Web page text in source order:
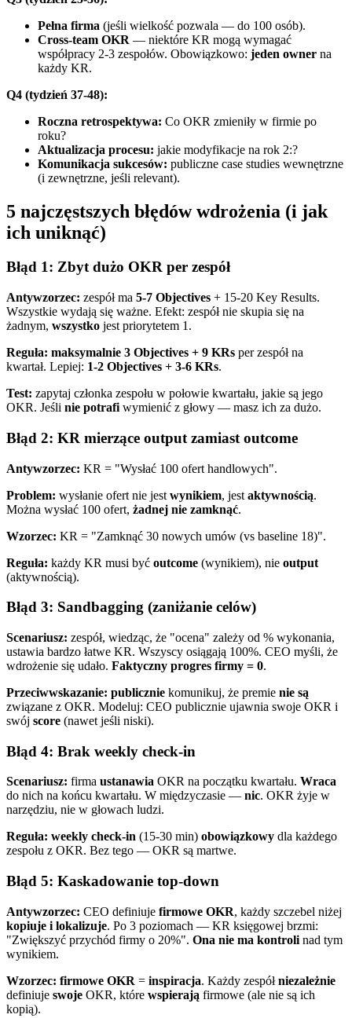
Pełna firma (jeśli wielkość pozwala — do 100 osób).
Cross-team OKR — niektóre KR mogą wymagać
współpracy 2-3 zespołów. Obowiązkowo: jeden owner na
każdy KR.
Q4 (tydzień 37-48):
Roczna retrospektywa: Co OKR zmieniły w firmie po
roku?
Aktualizacja procesu: jakie modyfikacje na rok 2:?
Komunikacja sukcesów: publiczne case studies wewnętrzne
(i zewnętrzne, jeśli relevant).
5 najczęstszych błędów wdrożenia (i jak
ich uniknąć)
Błąd 1: Zbyt dużo OKR per zespół
Antywzorzec: zespół ma 5-7 Objectives + 15-20 Key Results.
Wszystkie wydają się ważne. Efekt: zespół nie skupia się na
żadnym, wszystko jest priorytetem 1.
Reguła: maksymalnie 3 Objectives + 9 KRs per zespół na
kwartał. Lepiej: 1-2 Objectives + 3-6 KRs.
Test: zapytaj członka zespołu w połowie kwartału, jakie są jego
OKR. Jeśli nie potrafi wymienić z głowy — masz ich za dużo.
Błąd 2: KR mierzące output zamiast outcome
Antywzorzec: KR = "Wysłać 100 ofert handlowych".
Problem: wysłanie ofert nie jest wynikiem, jest aktywnością.
Można wysłać 100 ofert, żadnej nie zamknąć.
Wzorzec: KR = "Zamknąć 30 nowych umów (vs baseline 18)".
Reguła: każdy KR musi być outcome (wynikiem), nie output
(aktywnością).
Błąd 3: Sandbagging (zaniżanie celów)
Scenariusz: zespół, wiedząc, że "ocena" zależy od % wykonania,
ustawia bardzo łatwe KR. Wszyscy osiągają 100%. CEO myśli, że
wdrożenie się udało. Faktyczny progres firmy = 0.
Przeciwwskazanie: publicznie komunikuj, że premie nie są
związane z OKR. Modeluj: CEO publicznie ujawnia swoje OKR i
swój score (nawet jeśli niski).
Błąd 4: Brak weekly check-in
Scenariusz: firma ustanawia OKR na początku kwartału. Wraca
do nich na końcu kwartału. W międzyczasie — nic. OKR żyje w
narzędziu, nie w głowach ludzi.
Reguła: weekly check-in (15-30 min) obowiązkowy dla każdego
zespołu z OKR. Bez tego — OKR są martwe.
Błąd 5: Kaskadowanie top-down
Antywzorzec: CEO definiuje firmowe OKR, każdy szczebel niżej
kopiuje i lokalizuje. Po 3 poziomach — KR księgowej brzmi:
"Zwiększyć przychód firmy o 20%". Ona nie ma kontroli nad tym
wynikiem.
Wzorzec: firmowe OKR = inspiracja. Każdy zespółniezależnie
definiuje swoje OKR, które wspierają firmowe (ale nie są ich
kopią).